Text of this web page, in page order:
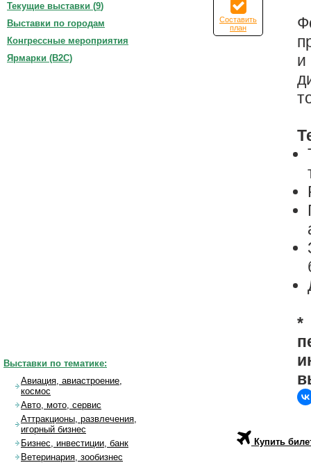
Составить
план
и
*
Купить
Текущие выставки (9)
Выставки по городам
Конгрессные мероприятия
Ярмарки (B2C)
Выставки по тематике:
Авиация, авиастроение,
космос
Авто, мото, сервис
Аттракционы, развлечения,
игорный бизнес
Бизнес, инвестиции, банк
Ветеринария, зообизнес